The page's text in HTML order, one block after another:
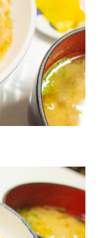
ある学校を活用した